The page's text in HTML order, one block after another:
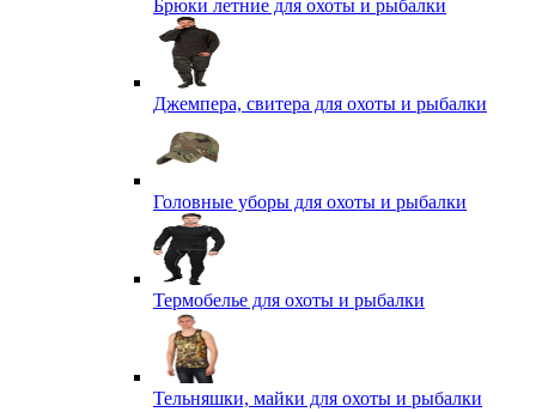
Брюки летние для охоты и рыбалки
Джемпера, свитера для охоты и рыбалки
Головные уборы для охоты и рыбалки
Термобелье для охоты и рыбалки
Тельняшки, майки для охоты и рыбалки